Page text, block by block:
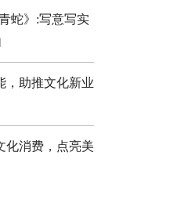
蛇》:写意写实
，助推文化新业
化消费，点亮美